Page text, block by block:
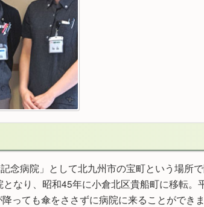
病院」として北九州市の宝町という場所
なり、昭和45年に小倉北区貴船町に移転
っても傘をささずに病院に来ることができ